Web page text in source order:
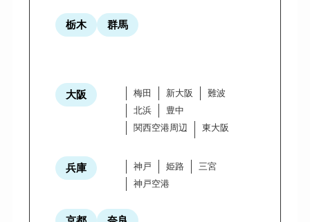
栃木 群馬
大阪 梅田 新大阪
難波
北浜
豊中
関西空港周辺
東大阪
兵庫 神戸 姫路
三宮
神戸空港